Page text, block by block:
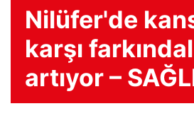
Nilüfer'de
karşı
artıyor –